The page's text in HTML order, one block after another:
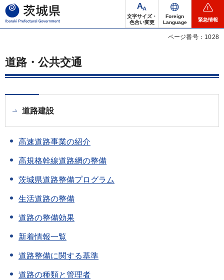
茨城県
文字サイズ・
色合い変更
Foreign
Language
緊急情報
ページ番号：1028
道路・公共交通
道路建設
高速道路事業の紹介
高規格幹線道路網の整備
茨城県道路整備プログラム
生活道路の整備
道路の整備効果
新着情報一覧
道路整備に関する基準
道路の種類と管理者